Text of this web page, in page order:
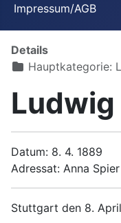
Impressum/AGB
Details
Hauptkategorie:
Ludwig
Datum: 8. 4. 1889
Adressat: Anna Spier
Stuttgart den 8.